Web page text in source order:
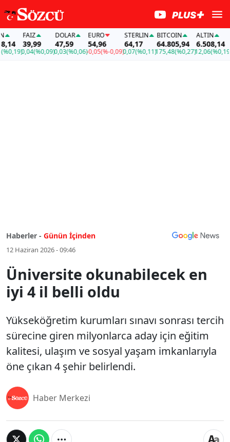
FAİZ
39,99
0,04(%0,09)
DOLAR
47,59
0,03(%0,06)
EURO
54,96
-0,05(%-0,09)
STERLIN
64,17
0,07(%0,11)
BITCOIN
64.805,94
175,48(%0,27)
ALTIN
6.508,14
12,06(%0,19)
Haberler - Günün İçinden
12 Haziran 2026 - 09:46
Üniversite okunabilecek en
iyi 4 il belli oldu
Yükseköğretim kurumları sınavı sonrası tercih
sürecine giren milyonlarca aday için eğitim
kalitesi, ulaşım ve sosyal yaşam imkanlarıyla
öne çıkan 4 şehir belirlendi.
Haber Merkezi